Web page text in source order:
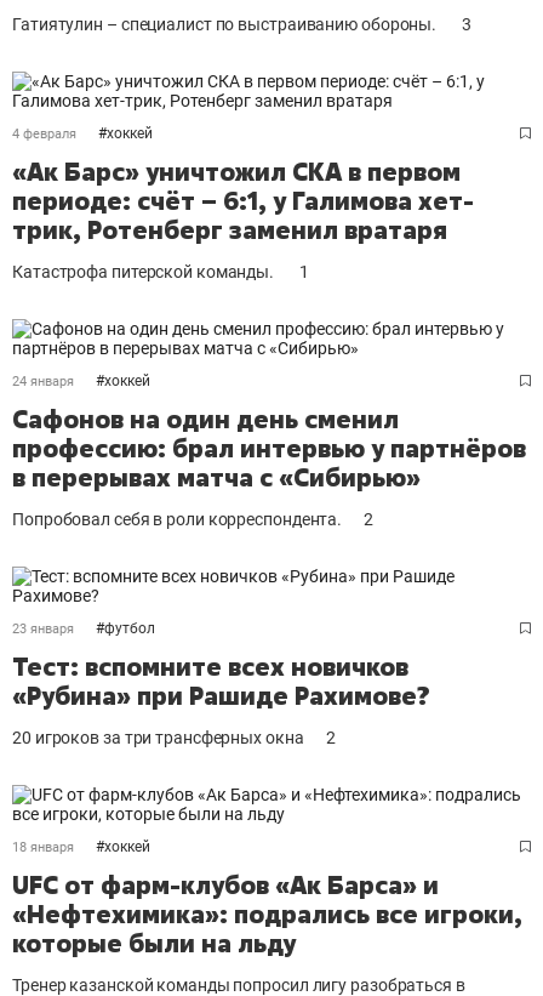
Гатиятулин – специалист по выстраиванию обороны. 3
4 февраля #хоккей
«Ак Барс» уничтожил СКА в первом
периоде: счёт – 6:1, у Галимова хет-
трик, Ротенберг заменил вратаря
Катастрофа питерской команды. 1
24 января #хоккей
Сафонов на один день сменил
профессию: брал интервью у партнёров
в перерывах матча с «Сибирью»
Попробовал себя в роли корреспондента. 2
23 января #футбол
Тест: вспомните всех новичков
«Рубина» при Рашиде Рахимове?
20 игроков за три трансферных окна 2
18 января #хоккей
UFC от фарм-клубов «Ак Барса» и
«Нефтехимика»: подрались все игроки,
которые были на льду
Тренер казанской команды попросил лигу разобраться в